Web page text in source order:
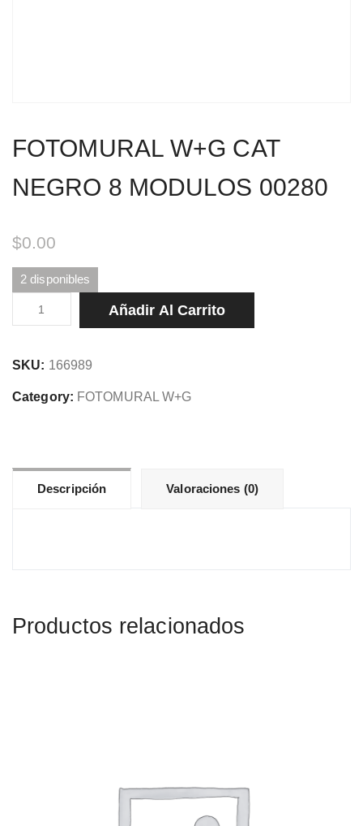
FOTOMURAL W+G CAT
NEGRO 8 MODULOS 00280
$0.00
2 disponibles
FOTOMURAL
W+G
NEGRO
8
Añadir Al Carrito
SKU: 166989
Category: FOTOMURAL W+G
Descripción Valoraciones (0)
Productos relacionados